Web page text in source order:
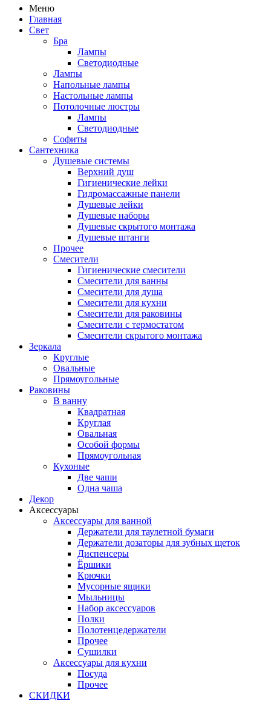
Меню
Главная
Свет
Бра
Лампы
Светодиодные
Лампы
Напольные лампы
Настольные лампы
Потолочные люстры
Лампы
Светодиодные
Софиты
Сантехника
Душевые системы
Верхний душ
Гигиенические лейки
Гидромассажные панели
Душевые лейки
Душевые наборы
Душевые скрытого монтажа
Душевые штанги
Прочее
Смесители
Гигиенические смесители
Смесители для ванны
Смесители для душа
Смесители для кухни
Смесители для раковины
Смесители с термостатом
Смесители скрытого монтажа
Зеркала
Круглые
Овальные
Прямоугольные
Раковины
В ванну
Квадратная
Круглая
Овальная
Особой формы
Прямоугольная
Кухоные
Две чаши
Одна чаша
Декор
Аксессуары
Аксессуары для ванной
Держатели для таулетной бумаги
Держатели дозаторы для зубных щеток
Диспенсеры
Ёршики
Крючки
Мусорные ящики
Мыльницы
Набор аксессуаров
Полки
Полотенцедержатели
Прочее
Сушилки
Аксессуары для кухни
Посуда
Прочее
СКИДКИ